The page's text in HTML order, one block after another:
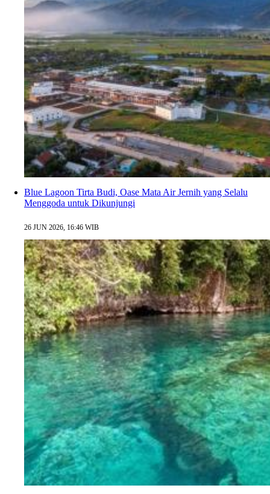
Blue Lagoon Tirta Budi, Oase Mata Air Jernih yang Selalu
Menggoda untuk Dikunjungi
26 JUN 2026, 16:46 WIB